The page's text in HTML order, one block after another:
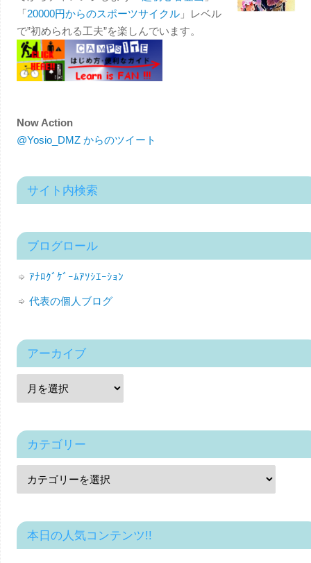
「 20000円からのスポーツサイクル」レベル
で”初められる工夫”を楽しんでいます。
Now Action
@Yosio_DMZ からのツイート
サイト内検索
ブログロール
ｱﾅﾛｸﾞｹﾞｰﾑｱｿｼｴｰｼｮﾝ
代表の個人ブログ
アーカイブ
カテゴリー
本日の人気コンテンツ!!